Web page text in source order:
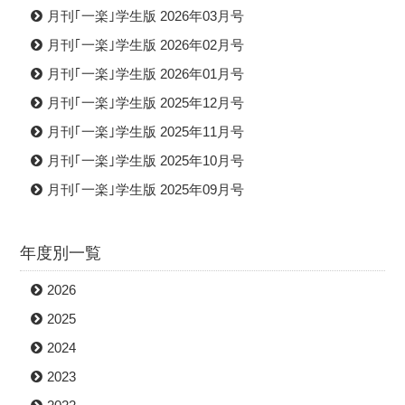
月刊｢一楽｣学生版 2026年03月号
月刊｢一楽｣学生版 2026年02月号
月刊｢一楽｣学生版 2026年01月号
月刊｢一楽｣学生版 2025年12月号
月刊｢一楽｣学生版 2025年11月号
月刊｢一楽｣学生版 2025年10月号
月刊｢一楽｣学生版 2025年09月号
年度別一覧
2026
2025
2024
2023